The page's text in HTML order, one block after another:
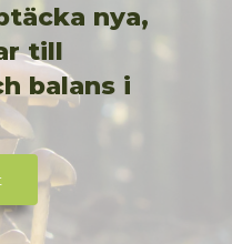
nya,
till
balans i